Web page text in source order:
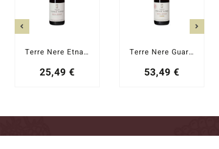
Terre Nere Etna Rosso 2024
25,49 €
Terre Nere Guardiola 2024
53,49 €